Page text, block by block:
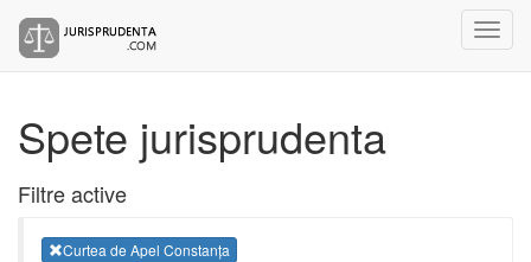
Spete jurisprudenta
Filtre active
Curtea de Apel Constanța